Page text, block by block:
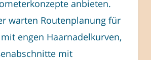
anbieten.
warten Routenplanung für
engen Haarnadelkurven,
mit